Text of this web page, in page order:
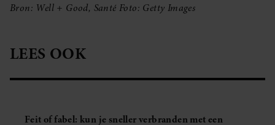
Bron: Well + Good, Santé Foto: Getty Images
LEES OOK
Feit of fabel: kun je sneller verbranden met een